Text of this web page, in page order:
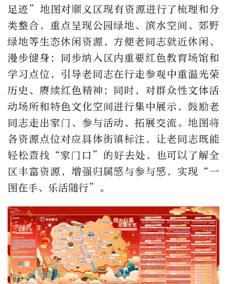
足迹”地图对顺义区现有资源进行了梳理和分
类整合，重点呈现公园绿地、滨水空间、郊野
绿地等生态休闲资源，方便老同志就近休闲、
漫步健身；同步纳入区内重要红色教育场馆和
学习点位，引导老同志在行走参观中重温光荣
历史、赓续红色精神；同时，对群众性文体活
动场所和特色文化空间进行集中展示，鼓励老
同志走出家门、参与活动、拓展交流。地图将
各资源点位对应具体街镇标注，让老同志既能
轻松查找“家门口”的好去处，也可以了解全
区丰富资源，增强归属感与参与感，实现“一
图在手、乐活随行”。